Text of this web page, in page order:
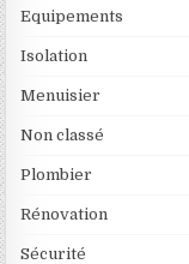
Equipements
Isolation
Menuisier
Non classé
Plombier
Rénovation
Sécurité